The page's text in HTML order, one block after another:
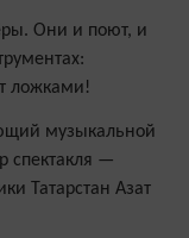
Они и поют, и
ложками!
музыкальной
спектакля —
Татарстан Азат